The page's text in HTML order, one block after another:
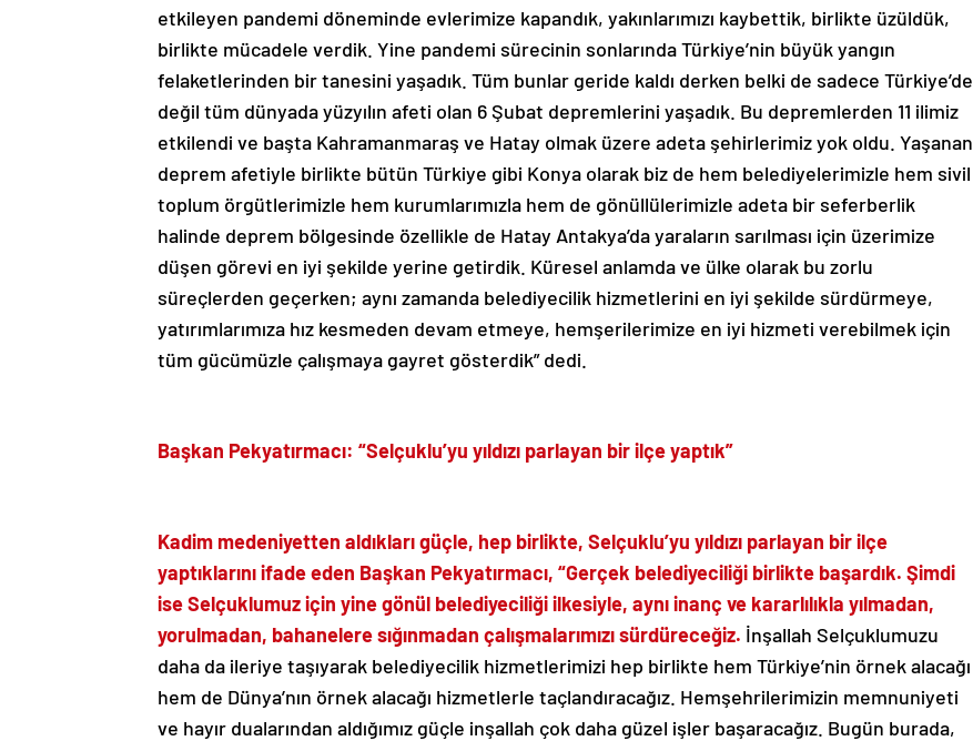
etkileyen pandemi döneminde evlerimize kapandık, yakınlarımızı kaybettik, birlikte üzüldük,
birlikte mücadele verdik. Yine pandemi sürecinin sonlarında Türkiye’nin büyük yangın
felaketlerinden bir tanesini yaşadık. Tüm bunlar geride kaldı derken belki de sadece Türkiye’de
değil tüm dünyada yüzyılın afeti olan 6 Şubat depremlerini yaşadık. Bu depremlerden 11 ilimiz
etkilendi ve başta Kahramanmaraş ve Hatay olmak üzere adeta şehirlerimiz yok oldu. Yaşanan
deprem afetiyle birlikte bütün Türkiye gibi Konya olarak biz de hem belediyelerimizle hem sivil
toplum örgütlerimizle hem kurumlarımızla hem de gönüllülerimizle adeta bir seferberlik
halinde deprem bölgesinde özellikle de Hatay Antakya’da yaraların sarılması için üzerimize
düşen görevi en iyi şekilde yerine getirdik. Küresel anlamda ve ülke olarak bu zorlu
süreçlerden geçerken; aynı zamanda belediyecilik hizmetlerini en iyi şekilde sürdürmeye,
yatırımlarımıza hız kesmeden devam etmeye, hemşerilerimize en iyi hizmeti verebilmek için
tüm gücümüzle çalışmaya gayret gösterdik” dedi.
Başkan Pekyatırmacı: “Selçuklu’yu yıldızı parlayan bir ilçe yaptık”
Kadim medeniyetten aldıkları güçle, hep birlikte, Selçuklu’yu yıldızı parlayan bir ilçe
yaptıklarını ifade eden Başkan Pekyatırmacı, “Gerçek belediyeciliği birlikte başardık. Şimdi
ise Selçuklumuz için yine gönül belediyeciliği ilkesiyle, aynı inanç ve kararlılıkla yılmadan,
yorulmadan, bahanelere sığınmadan çalışmalarımızı sürdüreceğiz. İnşallah Selçuklumuzu
daha da ileriye taşıyarak belediyecilik hizmetlerimizi hep birlikte hem Türkiye’nin örnek alacağı
hem de Dünya’nın örnek alacağı hizmetlerle taçlandıracağız. Hemşehrilerimizin memnuniyeti
ve hayır dualarından aldığımız güçle inşallah çok daha güzel işler başaracağız. Bugün burada,